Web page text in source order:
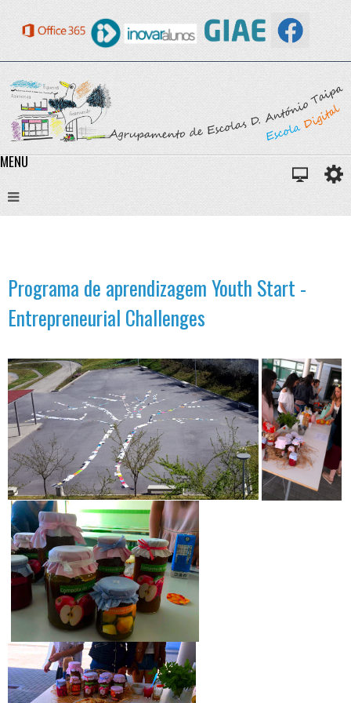
MENU
Programa de aprendizagem Youth Start -
Entrepreneurial Challenges